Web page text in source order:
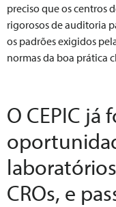
preciso que os centros
rigorosos de auditoria
os padrões exigidos
normas da boa prática
O CEPIC
CROs, e